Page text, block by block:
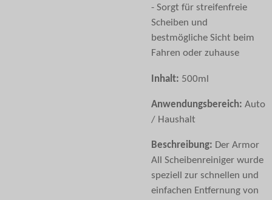
- Sorgt für streifenfreie
Scheiben und
bestmögliche Sicht beim
Fahren oder zuhause
Inhalt: 500ml
Anwendungsbereich: Auto
/ Haushalt
Beschreibung: Der Armor
All Scheibenreiniger wurde
speziell zur schnellen und
einfachen Entfernung von